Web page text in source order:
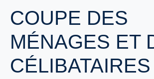
COUPE DES
MÉNAGES ET
CÉLIBATAIRES